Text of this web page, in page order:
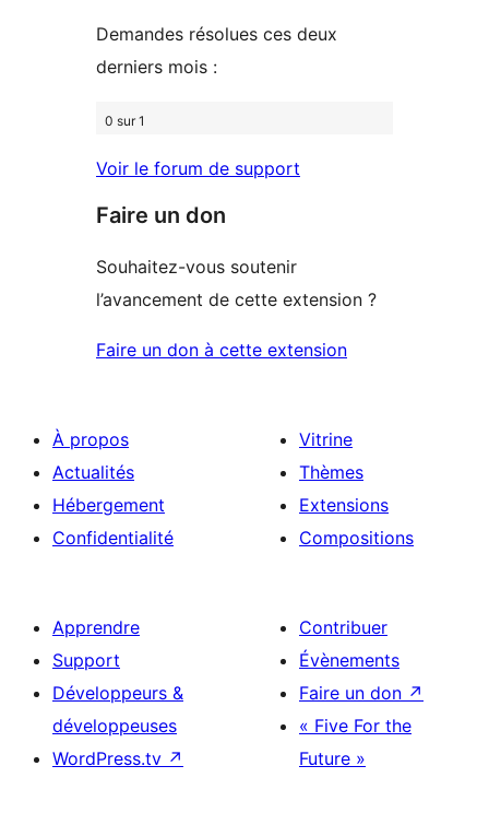
Demandes résolues ces deux
derniers mois :
0 sur 1
Voir le forum de support
Faire un don
Souhaitez-vous soutenir
l’avancement de cette extension ?
Faire un don à cette extension
À propos
Actualités
Hébergement
Confidentialité
Vitrine
Thèmes
Extensions
Compositions
Apprendre
Support
Développeurs &
développeuses
WordPress.tv ↗
Contribuer
Évènements
Faire un don ↗
« Five For the
Future »